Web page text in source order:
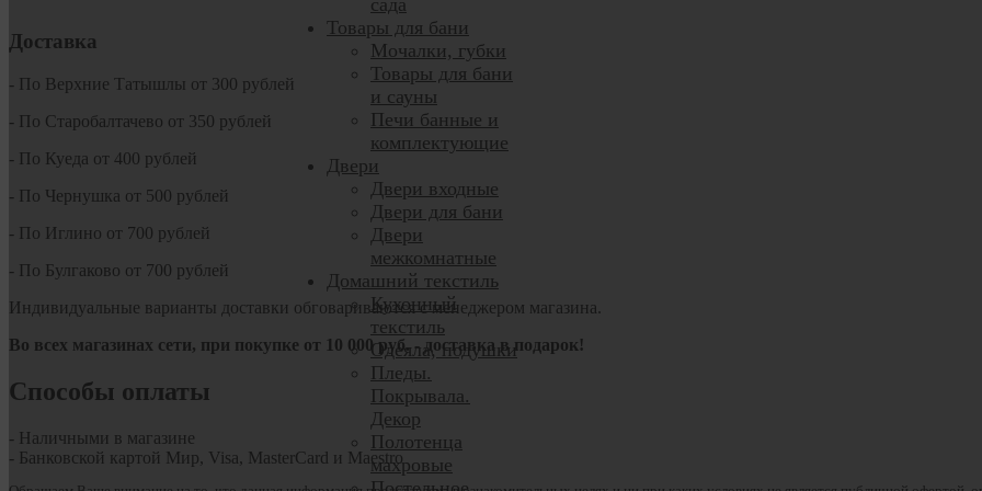
сада
Товары для бани
Мочалки, губки
Товары для бани
и сауны
Печи банные и
комплектующие
Двери
Двери входные
Двери для бани
Двери
межкомнатные
Домашний текстиль
Кухонный
текстиль
Одеяла, подушки
Пледы.
Покрывала.
Декор
Полотенца
махровые
Доставка
- По Верхние Татышлы от 300 рублей
- По Старобалтачево от 350 рублей
- По Куеда от 400 рублей
- По Чернушка от 500 рублей
- По Иглино от 700 рублей
- По Булгаково от 700 рублей
Индивидуальные варианты доставки обговариваются с менеджером магазина.
Во всех магазинах сети, при покупке от 10 000 руб.- доставка в подарок!
Способы оплаты
- Наличными в магазине
- Банковской картой Мир, Visa, MasterCard и Maestro